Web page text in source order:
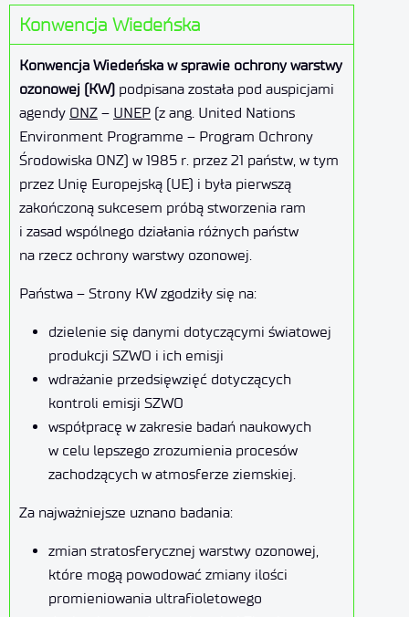
Konwencja Wiedeńska
Konwencja Wiedeńska w sprawie ochrony warstwy
ozonowej (KW) podpisana została pod auspicjami
agendy ONZ – UNEP (z ang. United Nations
Environment Programme – Program Ochrony
Środowiska ONZ) w 1985 r. przez 21 państw, w tym
przez Unię Europejską (UE) i była pierwszą
zakończoną sukcesem próbą stworzenia ram
i zasad wspólnego działania różnych państw
na rzecz ochrony warstwy ozonowej.
Państwa – Strony KW zgodziły się na:
dzielenie się danymi dotyczącymi światowej
produkcji SZWO i ich emisji
wdrażanie przedsięwzięć dotyczących
kontroli emisji SZWO
współpracę w zakresie badań naukowych
w celu lepszego zrozumienia procesów
zachodzących w atmosferze ziemskiej.
Za najważniejsze uznano badania:
zmian stratosferycznej warstwy ozonowej,
które mogą powodować zmiany ilości
promieniowania ultrafioletowego